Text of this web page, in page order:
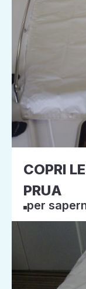
COPRI
PRUA
per